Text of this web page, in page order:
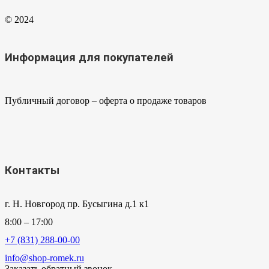
© 2024
Информация для покупателей
Публичный договор – оферта о продаже товаров
Контакты
г. Н. Новгород пр. Бусыгина д.1 к1
8:00 – 17:00
+7 (831) 288-00-00
info@shop-romek.ru